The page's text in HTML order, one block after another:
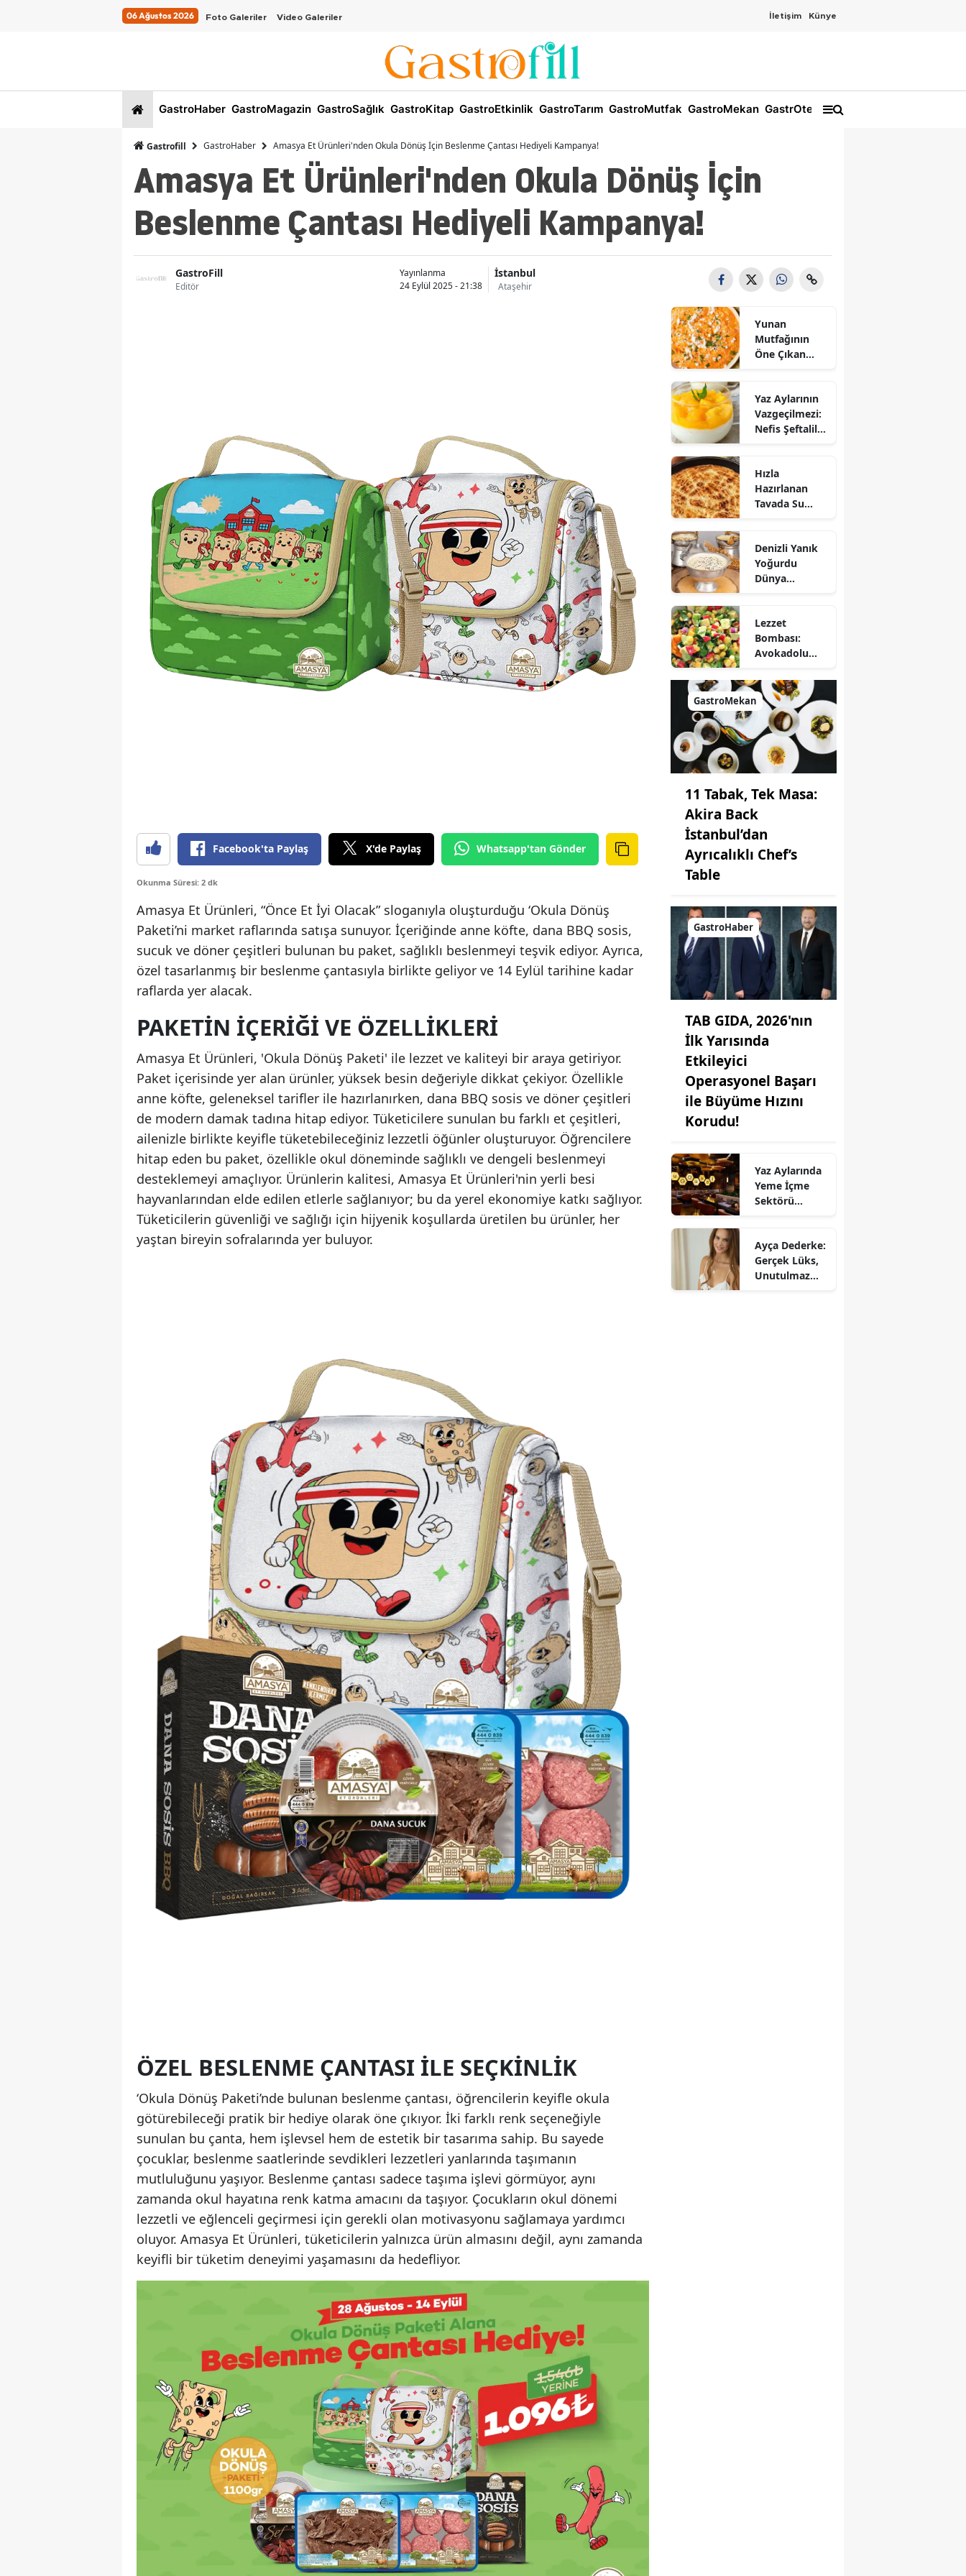
06 Ağustos 2026 Foto Galeriler Video Galeriler İletişim Künye
GastroHaber GastroMagazin GastroSağlık GastroKitap GastroEtkinlik GastroTarım GastroMutfak GastroMekan GastrOtel
Gastrofill GastroHaber Amasya Et Ürünleri'nden Okula Dönüş İçin Beslenme Çantası Hediyeli Kampanya!
Amasya Et Ürünleri'nden Okula Dönüş İçin
Beslenme Çantası Hediyeli Kampanya!
GastroFill
Editör
Yayınlanma
24 Eylül 2025 - 21:38
İstanbul
Ataşehir
Facebook'ta Paylaş X'de Paylaş Whatsapp'tan Gönder
Okunma Süresi: 2 dk
Amasya Et Ürünleri, “Önce Et İyi Olacak” sloganıyla oluşturduğu ‘Okula Dönüş
Paketi’ni market raflarında satışa sunuyor. İçeriğinde anne köfte, dana BBQ sosis,
sucuk ve döner çeşitleri bulunan bu paket, sağlıklı beslenmeyi teşvik ediyor. Ayrıca,
özel tasarlanmış bir beslenme çantasıyla birlikte geliyor ve 14 Eylül tarihine kadar
raflarda yer alacak.
PAKETIN İÇERIĞI VE ÖZELLIKLERI
Amasya Et Ürünleri, 'Okula Dönüş Paketi' ile lezzet ve kaliteyi bir araya getiriyor.
Paket içerisinde yer alan ürünler, yüksek besin değeriyle dikkat çekiyor. Özellikle
anne köfte, geleneksel tarifler ile hazırlanırken, dana BBQ sosis ve döner çeşitleri
de modern damak tadına hitap ediyor. Tüketicilere sunulan bu farklı et çeşitleri,
ailenizle birlikte keyifle tüketebileceğiniz lezzetli öğünler oluşturuyor. Öğrencilere
hitap eden bu paket, özellikle okul döneminde sağlıklı ve dengeli beslenmeyi
desteklemeyi amaçlıyor. Ürünlerin kalitesi, Amasya Et Ürünleri'nin yerli besi
hayvanlarından elde edilen etlerle sağlanıyor; bu da yerel ekonomiye katkı sağlıyor.
Tüketicilerin güvenliği ve sağlığı için hijyenik koşullarda üretilen bu ürünler, her
yaştan bireyin sofralarında yer buluyor.
ÖZEL BESLENME ÇANTASI ILE SEÇKINLIK
‘Okula Dönüş Paketi’nde bulunan beslenme çantası, öğrencilerin keyifle okula
götürebileceği pratik bir hediye olarak öne çıkıyor. İki farklı renk seçeneğiyle
sunulan bu çanta, hem işlevsel hem de estetik bir tasarıma sahip. Bu sayede
çocuklar, beslenme saatlerinde sevdikleri lezzetleri yanlarında taşımanın
mutluluğunu yaşıyor. Beslenme çantası sadece taşıma işlevi görmüyor, aynı
zamanda okul hayatına renk katma amacını da taşıyor. Çocukların okul dönemi
lezzetli ve eğlenceli geçirmesi için gerekli olan motivasyonu sağlamaya yardımcı
oluyor. Amasya Et Ürünleri, tüketicilerin yalnızca ürün almasını değil, aynı zamanda
keyifli bir tüketim deneyimi yaşamasını da hedefliyor.
Yunan
Mutfağının
Öne Çıkan
Nasıl Yapılır?
Yaz Aylarının
Vazgeçilmezi:
Nefis Şeftalili
Hızla
Hazırlanan
Tavada Su
Sofralarınıza
Lezzet Katın!
Denizli Yanık
Yoğurdu
Dünya
Lezzet
Bombası:
Avokadolu
Nasıl Yapılır?
GastroMekan
11 Tabak, Tek Masa:
Akira Back
İstanbul’dan
Ayrıcalıklı Chef’s
Table
GastroHaber
TAB GIDA, 2026'nın
İlk Yarısında
Etkileyici
Operasyonel Başarı
ile Büyüme Hızını
Korudu!
Yaz Aylarında
Yeme İçme
Sektörü
Yeniden
Şekillendiriyor
Ayça Dederke:
Gerçek Lüks,
Unutulmaz